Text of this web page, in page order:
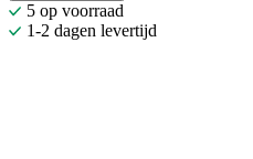
5 op voorraad
1-2 dagen levertijd